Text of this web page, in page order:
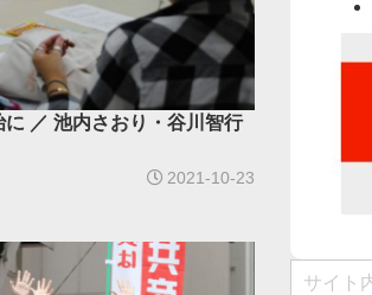
／ 池内さおり・谷川智行
2021-10-23